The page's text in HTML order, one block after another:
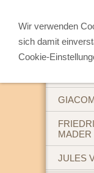
MADER
JULES
Wir verwenden
sich damit
Cookie-